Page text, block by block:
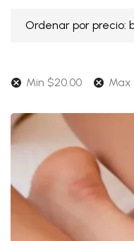
Min $20.00 Max